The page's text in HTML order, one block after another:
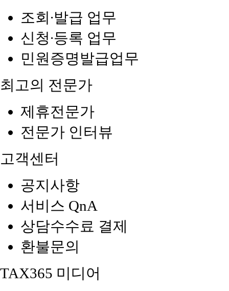
조회∙발급 업무
신청∙등록 업무
민원증명발급업무
최고의 전문가
제휴전문가
전문가 인터뷰
고객센터
공지사항
서비스 QnA
상담수수료 결제
환불문의
TAX365 미디어